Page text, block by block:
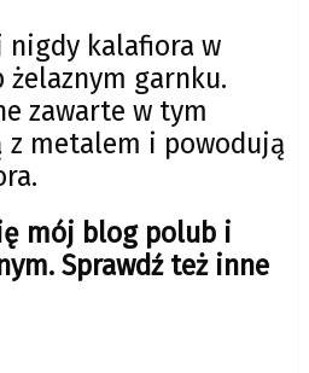
kalafiora w
garnku.
zawarte w tym
z metalem i powodują
mój blog polub i
Sprawdź też inne